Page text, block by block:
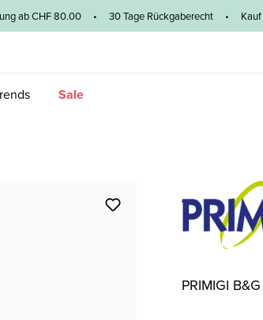
ab CHF 80.00 • 30 Tage Rückgaberecht •
Sale
PRIMIGI